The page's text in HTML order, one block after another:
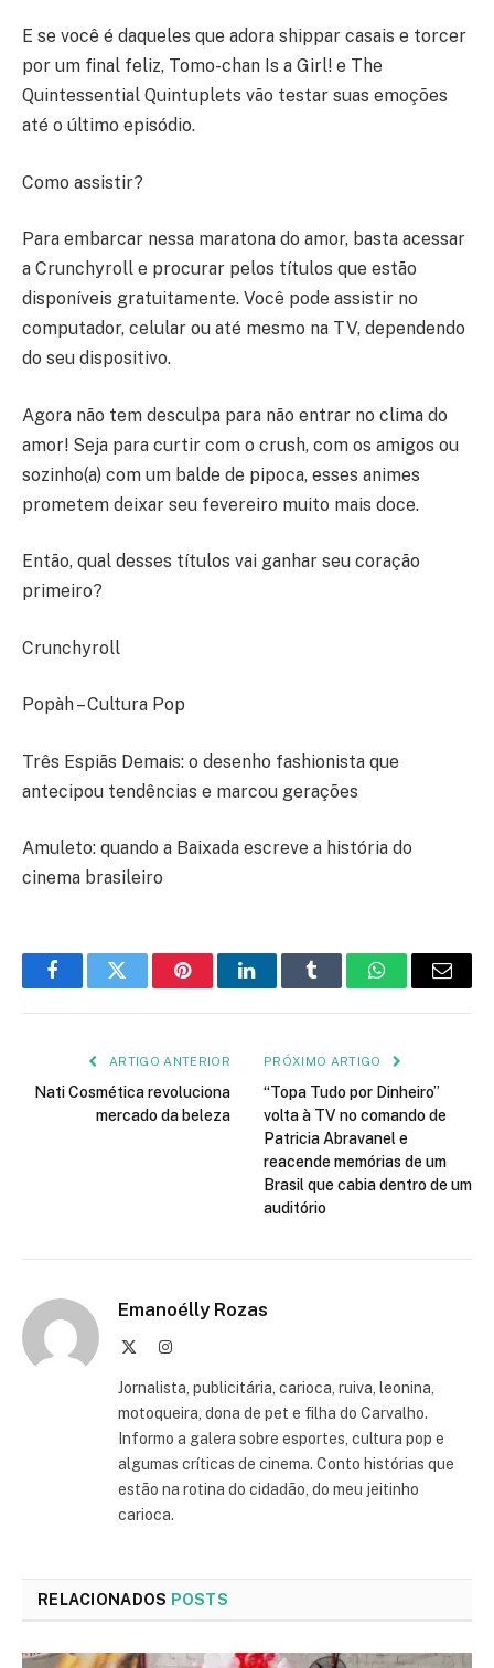
E se você é daqueles que adora shippar casais e torcer
por um final feliz, Tomo-chan Is a Girl! e The
Quintessential Quintuplets vão testar suas emoções
até o último episódio.
Como assistir?
Para embarcar nessa maratona do amor, basta acessar
a Crunchyroll e procurar pelos títulos que estão
disponíveis gratuitamente. Você pode assistir no
computador, celular ou até mesmo na TV, dependendo
do seu dispositivo.
Agora não tem desculpa para não entrar no clima do
amor! Seja para curtir com o crush, com os amigos ou
sozinho(a) com um balde de pipoca, esses animes
prometem deixar seu fevereiro muito mais doce.
Então, qual desses títulos vai ganhar seu coração
primeiro?
Crunchyroll
Popàh – Cultura Pop
Três Espiãs Demais: o desenho fashionista que
antecipou tendências e marcou gerações
Amuleto: quando a Baixada escreve a história do
cinema brasileiro
FacebookTwitter PinterestLinkedInTumblr WhatsApp
E-
ARTIGO ANTERIOR
Nati Cosmética revoluciona
mercado da beleza
PRÓXIMO ARTIGO
“Topa Tudo por Dinheiro”
volta à TV no comando de
Patricia Abravanel e
reacende memórias de um
Brasil que cabia dentro de um
auditório
Emanoélly Rozas
Instagram
Jornalista, publicitária, carioca, ruiva, leonina,
motoqueira, dona de pet e filha do Carvalho.
Informo a galera sobre esportes, cultura pop e
algumas críticas de cinema. Conto histórias que
estão na rotina do cidadão, do meu jeitinho
carioca.
RELACIONADOS POSTS